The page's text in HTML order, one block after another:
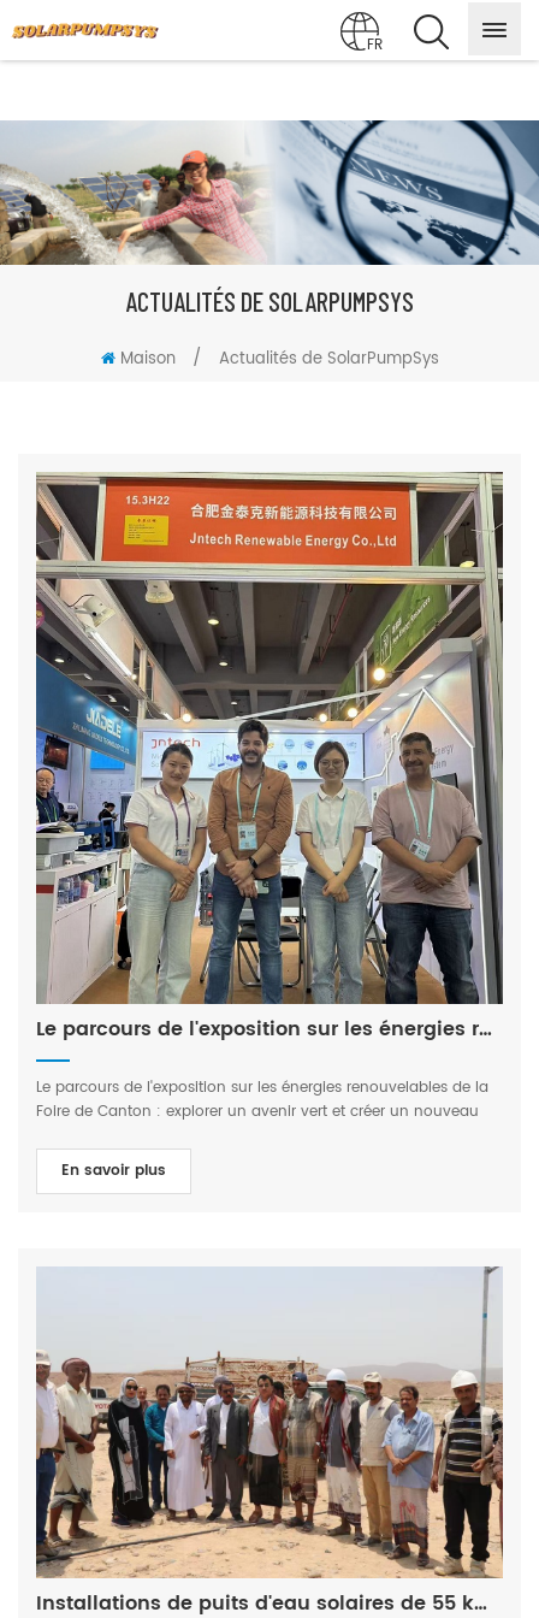
FR
ACTUALITÉS DE SOLARPUMPSYS
Maison / Actualités de SolarPumpSys
Le parcours de l'exposition sur les énergies renouvelables de la Foire de Canton : explorer un avenir vert et créer un nouveau chapitre de coopération
Le parcours de l'exposition sur les énergies renouvelables de la
Foire de Canton : explorer un avenir vert et créer un nouveau
de défis, le secteur des énergies renouvelables connaît un essor
sans précédent, insufflant un nouveau souffle à la
l'attention de nombreux hommes d'affaires étrangers et initiés
de l'industrie. Cette participation au salon a non seulement mis
en valeur J NTECH force d'innovation dans le domaine de la
technologie des énergies renouvelables, mais a également
transmis au monde sa vision ferme de se consacrer à la
promotion de la technologie d'application des énergies
renouvelables et de servir le monde entier. Des expositions
innovantes, guident l'avenir L’un des points forts de cette
exposition est le Les nouveaux produits de la série de stockage
d'énergie ont suscité une attention considérable. J NTECH Le
système de stockage d'énergie résidentiel de est une solution de
En savoir plus
Installations de puits d'eau solaires de 55 kW et 45 kW dans le gouvernorat de Mahrah, au Yémen, le 18 septembre 2024.